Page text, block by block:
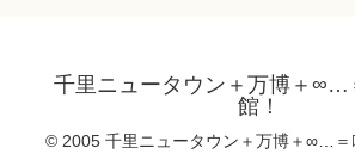
千里ニュータウン＋万博＋∞…
館！
© 2005 千里ニュータウン＋万博＋∞…＝